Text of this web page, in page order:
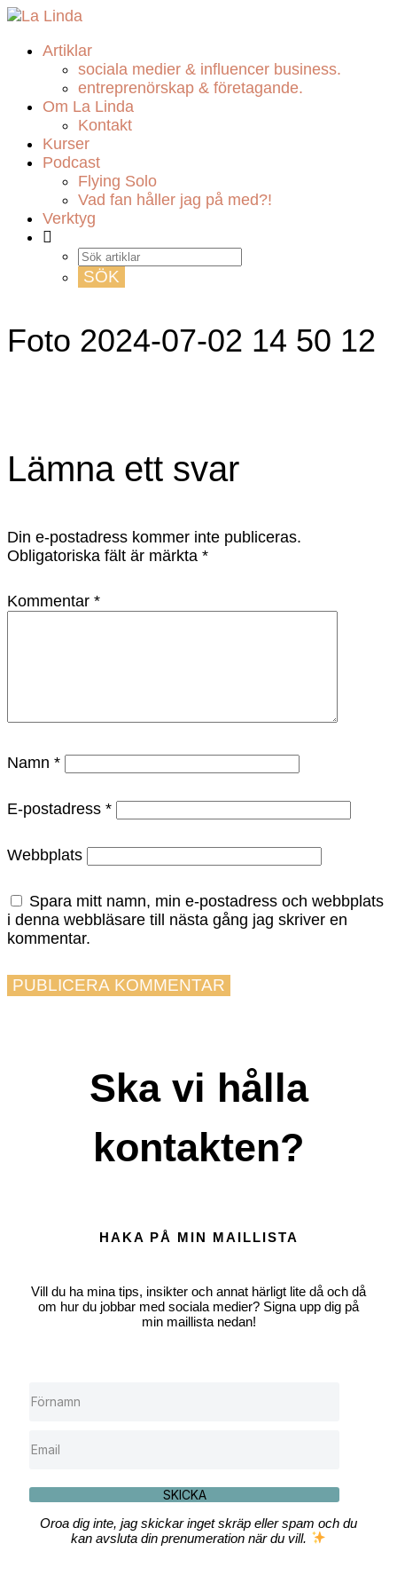
Artiklar
sociala medier & influencer business.
entreprenörskap & företagande.
Om La Linda
Kontakt
Kurser
Podcast
Flying Solo
Vad fan håller jag på med?!
Verktyg
Foto 2024-07-02 14 50 12
Lämna ett svar
Din e-postadress kommer inte publiceras.
Obligatoriska fält är märkta *
Kommentar *
Namn *
E-postadress *
Webbplats
Spara mitt namn, min e-postadress och webbplats
i denna webbläsare till nästa gång jag skriver en
kommentar.
Ska vi hålla
kontakten?
HAKA PÅ MIN MAILLISTA
Vill du ha mina tips, insikter och annat härligt lite då och då
om hur du jobbar med sociala medier? Signa upp dig på
min maillista nedan!
SKICKA
Oroa dig inte, jag skickar inget skräp eller spam och du
kan avsluta din prenumeration när du vill.